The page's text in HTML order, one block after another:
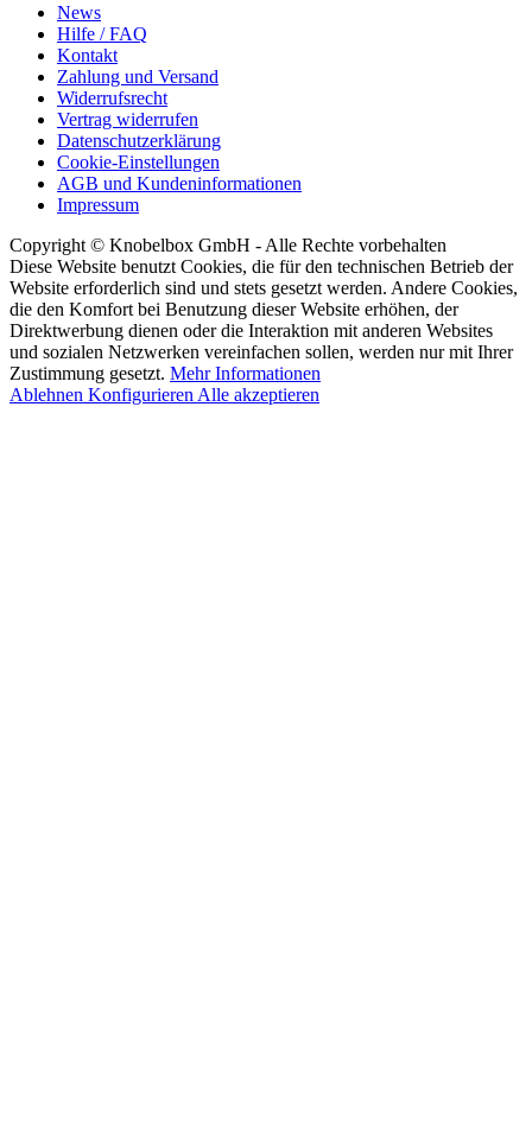
News
Hilfe / FAQ
Kontakt
Zahlung und Versand
Widerrufsrecht
Vertrag widerrufen
Datenschutzerklärung
Cookie-Einstellungen
AGB und Kundeninformationen
Impressum
Copyright © Knobelbox GmbH - Alle Rechte vorbehalten
Diese Website benutzt Cookies, die für den technischen Betrieb der
Website erforderlich sind und stets gesetzt werden. Andere Cookies,
die den Komfort bei Benutzung dieser Website erhöhen, der
Direktwerbung dienen oder die Interaktion mit anderen Websites
und sozialen Netzwerken vereinfachen sollen, werden nur mit Ihrer
Zustimmung gesetzt. Mehr Informationen
Ablehnen Konfigurieren Alle akzeptieren